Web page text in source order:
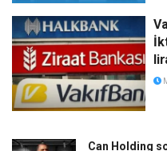
Can Holding